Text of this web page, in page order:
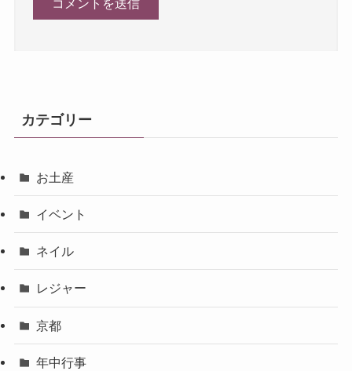
カテゴリー
お土産
イベント
ネイル
レジャー
京都
年中行事